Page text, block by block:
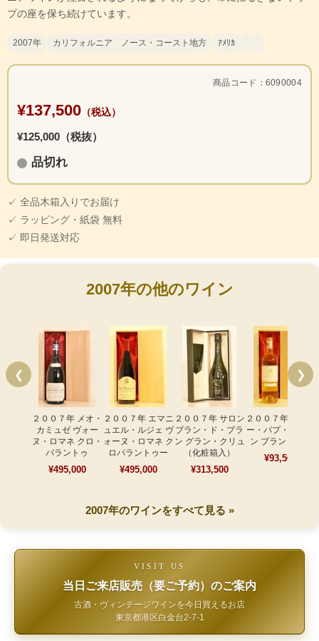
プの座を保ち続けています。
2007年 カリフォルニア ノース・コースト地方 ｱﾒﾘｶ
商品コード：6090004
¥137,500 （税込）
¥125,000（税抜）
品切れ
✓ 全品木箱入りでお届け
✓ ラッピング・紙袋 無料
✓ 即日発送対応
2007年の他のワイン
❮
２００７年 メオ・
カミュゼ ヴォー
ヌ・ロマネ クロ・
パラントゥ
¥495,000
２００７年 エマニ
ュエル・ルジェ ヴ
ォーヌ・ロマネ ク
ロパラントゥー
¥495,000
２００７年 サロン
ブラン・ド・ブラ
ン グラン・クリュ
（化粧箱入）
¥313,500
２００７年 シャト
ー・パプ・クレマ
ン ブラン（白）
¥93,500
❯
2007年のワインをすべて見る »
VISIT US
当日ご来店販売（要ご予約）のご案内
古酒・ヴィンテージワインを今日買えるお店
東京都港区白金台2-7-1